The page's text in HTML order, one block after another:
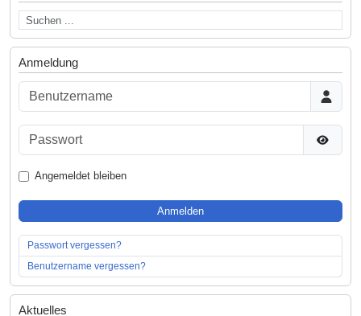
Anmeldung
Benutzername
Passwort
Angemeldet bleiben
Anmelden
Passwort vergessen?
Benutzername vergessen?
Aktuelles